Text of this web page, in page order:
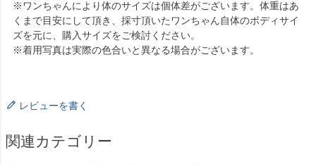
※ワンちゃんにより体のサイズは個体差がございます。体重はあ
くまで目安にして頂き、採寸頂いたワンちゃん自体のボディサイ
ズを元に、購入サイズをご検討ください。
※着用写真は実際の色合いと異なる場合がございます。
レビューを書く
関連カテゴリー